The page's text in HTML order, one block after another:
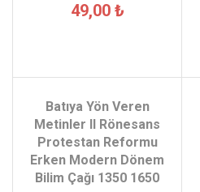
49,00 ₺
Batıya Yön Veren
Metinler II Rönesans
Protestan Reformu
Erken Modern Dönem
Bilim Çağı 1350 1650